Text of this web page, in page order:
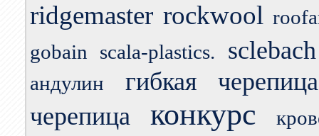
ridgemaster rockwool
gobain
scala-plastics. sclebach
андулин
гибкая черепица
черепица
конкурс